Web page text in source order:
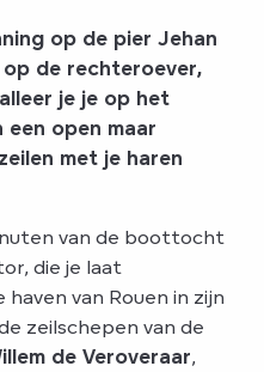
op de pier Jehan
de rechteroever,
je je op het
open maar
met je haren
van de boottocht
die je laat
van Rouen in zijn
zeilschepen van de
de Veroveraar,